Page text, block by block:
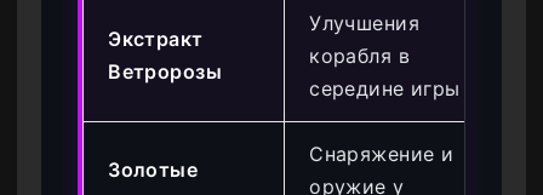
Экстракт
Ветророзы
Улучшения
корабля в
середине игры
Золотые
Снаряжение и
оружие у